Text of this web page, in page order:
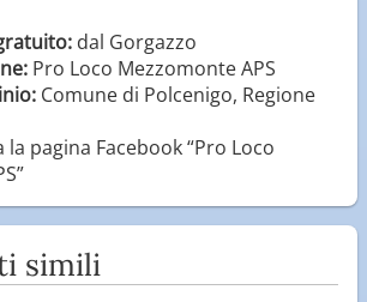
dal Gorgazzo
Pro Loco Mezzomonte APS
Comune di Polcenigo, Regione
la pagina Facebook “Pro Loco
simili